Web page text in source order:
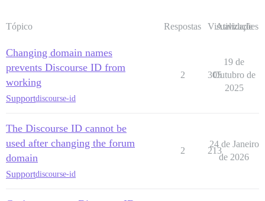
Tópico Respostas Visualizações
Atividade
Changing domain names
prevents Discourse ID from
working
Supportdiscourse-id
2 305
19 de
Outubro de
2025
The Discourse ID cannot be
used after changing the forum
domain
Supportdiscourse-id
2 213
24 de Janeiro
de 2026